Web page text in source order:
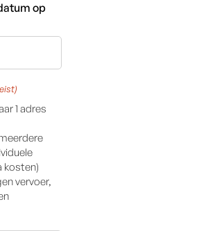
op
1 adres
kosten)
vervoer,